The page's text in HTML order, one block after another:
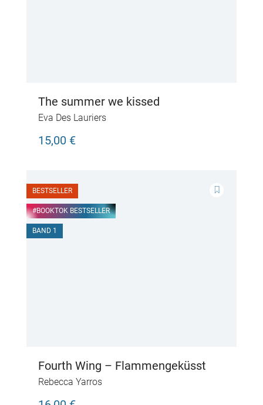
The summer we kissed
Eva Des Lauriers
15,00 €
BESTSELLER
#BOOKTOK BESTSELLER
BAND 1
Fourth Wing – Flammengeküsst
Rebecca Yarros